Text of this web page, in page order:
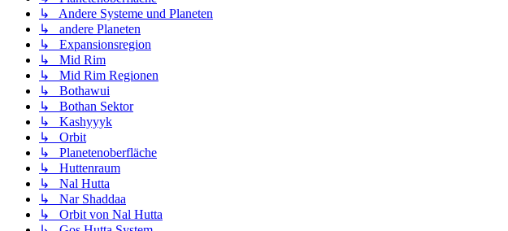
↳ Andere Systeme und Planeten
↳ andere Planeten
↳ Expansionsregion
↳ Mid Rim
↳ Mid Rim Regionen
↳ Bothawui
↳ Bothan Sektor
↳ Kashyyyk
↳ Orbit
↳ Planetenoberfläche
↳ Huttenraum
↳ Nal Hutta
↳ Nar Shaddaa
↳ Orbit von Nal Hutta